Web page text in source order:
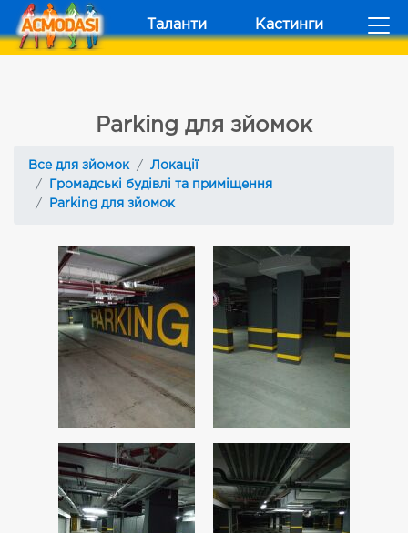
Таланти Кастинги
Parking для зйомок
Все для зйомок
Локації
Громадські будівлі та приміщення
Parking для зйомок